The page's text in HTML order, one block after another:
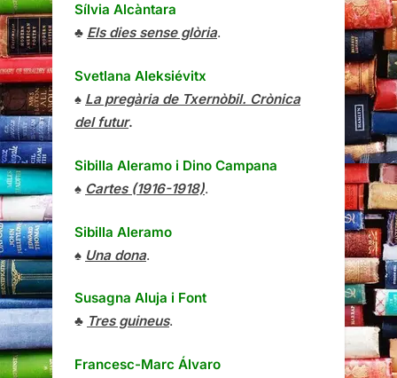
Sílvia Alcàntara
♣ Els dies sense glòria.
Svetlana Aleksiévitx
♠ La pregària de Txernòbil. Crònica
del futur.
Sibilla Aleramo i Dino Campana
♠ Cartes (1916-1918).
Sibilla Aleramo
♠ Una dona.
Susagna Aluja i Font
♣ Tres guineus.
Francesc-Marc Álvaro